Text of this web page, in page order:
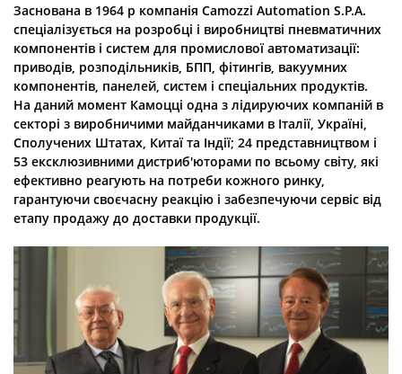
Заснована в 1964 р компанія Camozzi Automation S.P.A.
спеціалізується на розробці і виробництві пневматичних
компонентів і систем для промислової автоматизації:
приводів, розподільників, БПП, фітингів, вакуумних
компонентів, панелей, систем і спеціальних продуктів.
На даний момент Камоцці одна з лідируючих компаній в
секторі з виробничими майданчиками в Італії, Україні,
Сполучених Штатах, Китаї та Індії; 24 представництвом і
53 ексклюзивними дистриб'юторами по всьому світу, які
ефективно реагують на потреби кожного ринку,
гарантуючи своєчасну реакцію і забезпечуючи сервіс від
етапу продажу до доставки продукції.